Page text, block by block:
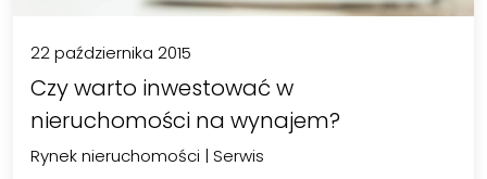
22 października 2015
Czy warto inwestować w
nieruchomości na wynajem?
Rynek nieruchomości | Serwis